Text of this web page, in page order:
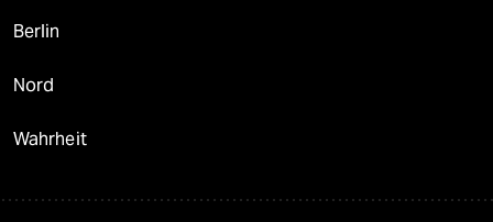
Berlin
Nord
Wahrheit